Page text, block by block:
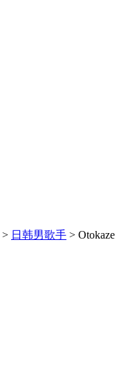
> 日韩男歌手 > Otokaze